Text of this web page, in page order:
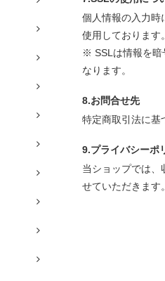
個人情報の入力時
使用しております
※ SSLは情報を暗
なります。
8.お問合せ先
特定商取引法に基
9.プライバシーポ
当ショップでは、
せていただきます